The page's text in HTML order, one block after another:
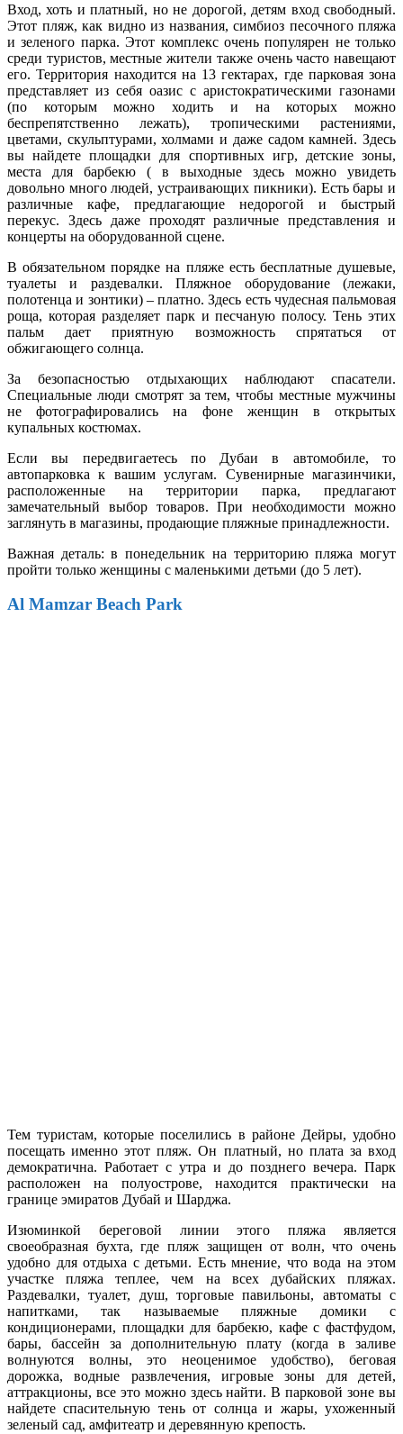
Вход, хоть и платный, но не дорогой, детям вход свободный.
Этот пляж, как видно из названия, симбиоз песочного пляжа
и зеленого парка. Этот комплекс очень популярен не только
среди туристов, местные жители также очень часто навещают
его. Территория находится на 13 гектарах, где парковая зона
представляет из себя оазис с аристократическими газонами
(по которым можно ходить и на которых можно
беспрепятственно лежать), тропическими растениями,
цветами, скульптурами, холмами и даже садом камней. Здесь
вы найдете площадки для спортивных игр, детские зоны,
места для барбекю ( в выходные здесь можно увидеть
довольно много людей, устраивающих пикники). Есть бары и
различные кафе, предлагающие недорогой и быстрый
перекус. Здесь даже проходят различные представления и
концерты на оборудованной сцене.
В обязательном порядке на пляже есть бесплатные душевые,
туалеты и раздевалки. Пляжное оборудование (лежаки,
полотенца и зонтики) – платно. Здесь есть чудесная пальмовая
роща, которая разделяет парк и песчаную полосу. Тень этих
пальм дает приятную возможность спрятаться от
обжигающего солнца.
За безопасностью отдыхающих наблюдают спасатели.
Специальные люди смотрят за тем, чтобы местные мужчины
не фотографировались на фоне женщин в открытых
купальных костюмах.
Если вы передвигаетесь по Дубаи в автомобиле, то
автопарковка к вашим услугам. Сувенирные магазинчики,
расположенные на территории парка, предлагают
замечательный выбор товаров. При необходимости можно
заглянуть в магазины, продающие пляжные принадлежности.
Важная деталь: в понедельник на территорию пляжа могут
пройти только женщины с маленькими детьми (до 5 лет).
Al Mamzar Beach Park
Тем туристам, которые поселились в районе Дейры, удобно
посещать именно этот пляж. Он платный, но плата за вход
демократична. Работает с утра и до позднего вечера. Парк
расположен на полуострове, находится практически на
границе эмиратов Дубай и Шарджа.
Изюминкой береговой линии этого пляжа является
своеобразная бухта, где пляж защищен от волн, что очень
удобно для отдыха с детьми. Есть мнение, что вода на этом
участке пляжа теплее, чем на всех дубайских пляжах.
Раздевалки, туалет, душ, торговые павильоны, автоматы с
напитками, так называемые пляжные домики с
кондиционерами, площадки для барбекю, кафе с фастфудом,
бары, бассейн за дополнительную плату (когда в заливе
волнуются волны, это неоценимое удобство), беговая
дорожка, водные развлечения, игровые зоны для детей,
аттракционы, все это можно здесь найти. В парковой зоне вы
найдете спасительную тень от солнца и жары, ухоженный
зеленый сад, амфитеатр и деревянную крепость.